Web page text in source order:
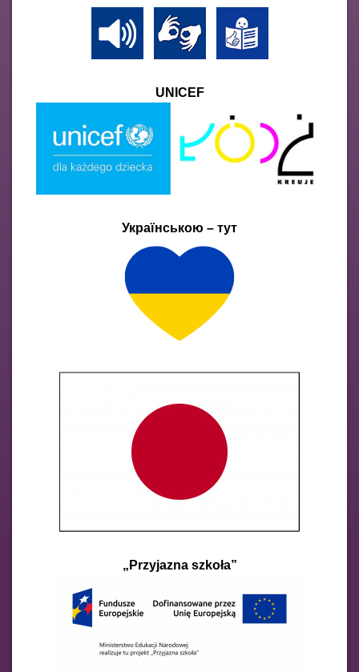
UNICEF
Українською – тут
„Przyjazna szkoła”